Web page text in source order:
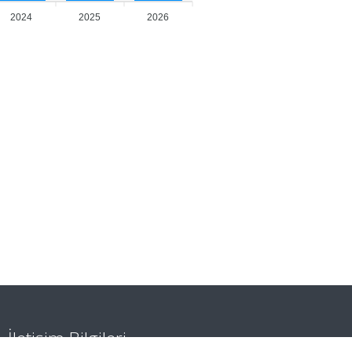
2024 2025 2026
İletişim Bilgileri